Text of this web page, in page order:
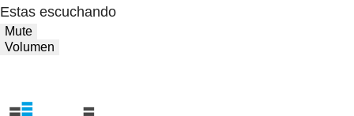
Estas escuchando
Mute
Volumen